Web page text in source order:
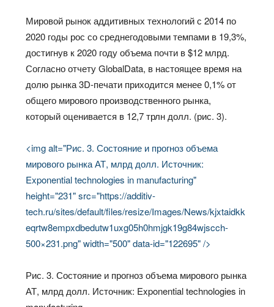
Мировой рынок аддитивных технологий с 2014 по
2020 годы рос со среднегодовыми темпами в 19,3%,
достигнув к 2020 году объема почти в $12 млрд.
Согласно отчету GlobalData, в настоящее время на
долю рынка 3D-печати приходится менее 0,1% от
общего мирового производственного рынка,
который оценивается в 12,7 трлн долл. (рис. 3).
<img alt="Рис. 3. Состояние и прогноз объема
мирового рынка АТ, млрд долл. Источник:
Exponential technologies in manufacturing"
height="231" src="https://additiv-
tech.ru/sites/default/files/resize/Images/News/kjxtaidkk
eqrtw8empxdbedutw1uxg05h0hmjgk19g84wjscch-
500×231.png" width="500" data-id="122695" />
Рис. 3. Состояние и прогноз объема мирового рынка
АТ, млрд долл. Источник: Exponential technologies in